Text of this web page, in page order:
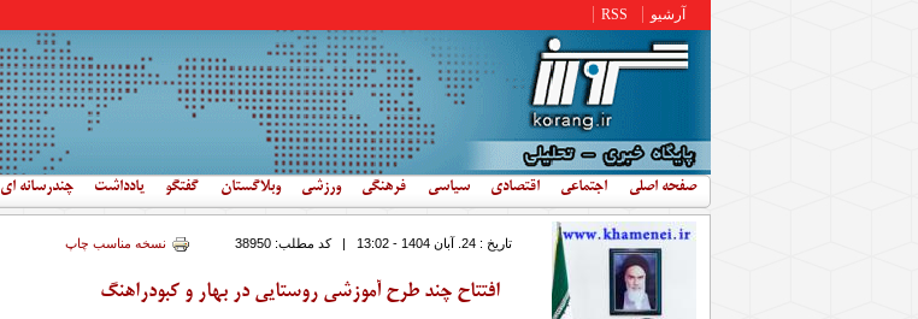
آرشیو RSS
صفحه اصلی اجتماعی اقتصادی سیاسی فرهنگی ورزشی وبلاگستان گفتگو یادداشت چندرسانه ای
تاریخ : 24. آبان 1404 - 13:02 |کد مطلب:38950 نسخه مناسب چاپ
افتتاح چند طرح آموزشی روستایی در بهار و کبودراهنگ